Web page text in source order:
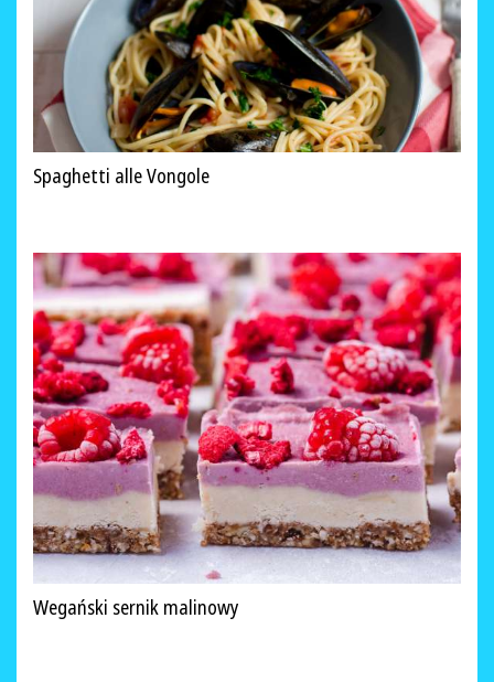
Spaghetti alle Vongole
Wegański sernik malinowy